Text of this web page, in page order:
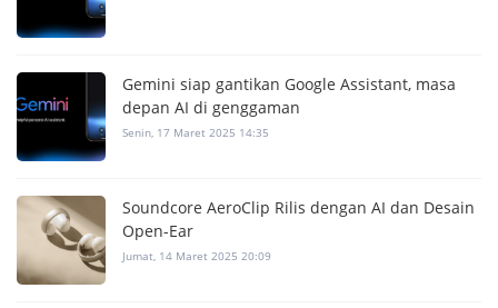
Gemini siap gantikan Google Assistant, masa
depan AI di genggaman
Senin, 17 Maret 2025 14:35
Soundcore AeroClip Rilis dengan AI dan Desain
Open-Ear
Jumat, 14 Maret 2025 20:09